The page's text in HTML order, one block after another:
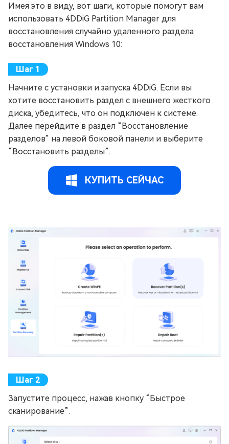
Имея это в виду, вот шаги, которые помогут вам
использовать 4DDiG Partition Manager для
восстановления случайно удаленного раздела
восстановления Windows 10:
Начните с установки и запуска 4DDiG. Если вы
хотите восстановить раздел с внешнего жесткого
диска, убедитесь, что он подключен к системе.
Далее перейдите в раздел “Восстановление
разделов” на левой боковой панели и выберите
“Восстановить разделы”.
КУПИТЬ СЕЙЧАС
Запустите процесс, нажав кнопку “Быстрое
сканирование”.